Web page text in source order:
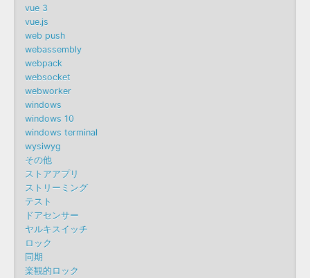
vue 3
vue.js
web push
webassembly
webpack
websocket
webworker
windows
windows 10
windows terminal
wysiwyg
その他
ストアアプリ
ストリーミング
テスト
ドアセンサー
ヤルキスイッチ
ロック
同期
楽観的ロック